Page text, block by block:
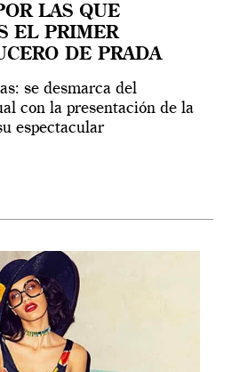
LAS QUE
EL PRIMER
DE PRADA
se desmarca del
con la presentación de la
espectacular